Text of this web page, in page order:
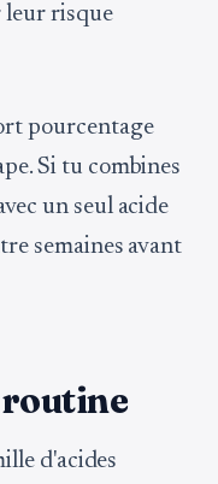
leur risque
pourcentage
Si tu combines
un seul acide
semaines avant
routine
d'acides